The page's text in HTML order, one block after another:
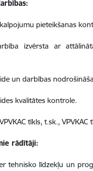
pieteikšanas
izvērsta ar
un darbības
kvalitātes kontrole.
tīkls, t.sk.,
rādītāji:
tehnisko līdzekļu un